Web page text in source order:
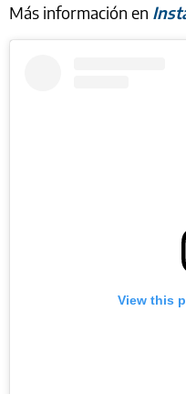
Más información en
View this